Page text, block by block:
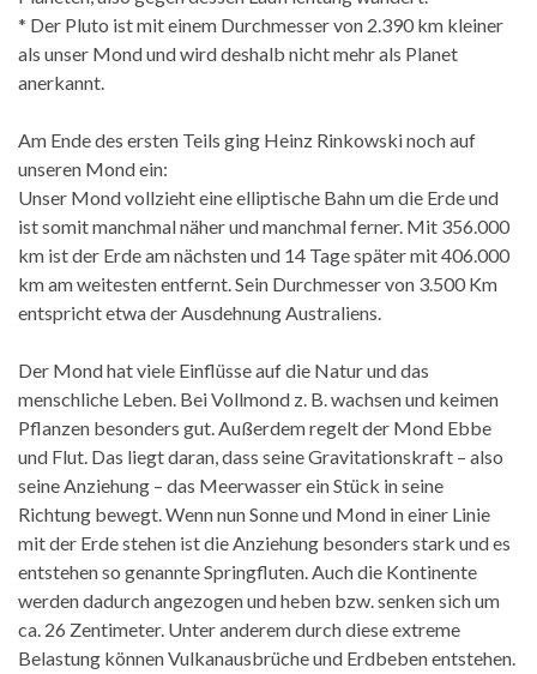
* Der Pluto ist mit einem Durchmesser von 2.390 km kleiner
als unser Mond und wird deshalb nicht mehr als Planet
anerkannt.
Am Ende des ersten Teils ging Heinz Rinkowski noch auf
unseren Mond ein:
Unser Mond vollzieht eine elliptische Bahn um die Erde und
ist somit manchmal näher und manchmal ferner. Mit 356.000
km ist der Erde am nächsten und 14 Tage später mit 406.000
km am weitesten entfernt. Sein Durchmesser von 3.500 Km
entspricht etwa der Ausdehnung Australiens.
Der Mond hat viele Einflüsse auf die Natur und das
menschliche Leben. Bei Vollmond z. B. wachsen und keimen
Pflanzen besonders gut. Außerdem regelt der Mond Ebbe
und Flut. Das liegt daran, dass seine Gravitationskraft – also
seine Anziehung – das Meerwasser ein Stück in seine
Richtung bewegt. Wenn nun Sonne und Mond in einer Linie
mit der Erde stehen ist die Anziehung besonders stark und es
entstehen so genannte Springfluten. Auch die Kontinente
werden dadurch angezogen und heben bzw. senken sich um
ca. 26 Zentimeter. Unter anderem durch diese extreme
Belastung können Vulkanausbrüche und Erdbeben entstehen.